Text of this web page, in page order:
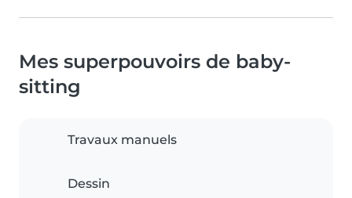
Mes superpouvoirs de baby-
sitting
Travaux manuels
Dessin